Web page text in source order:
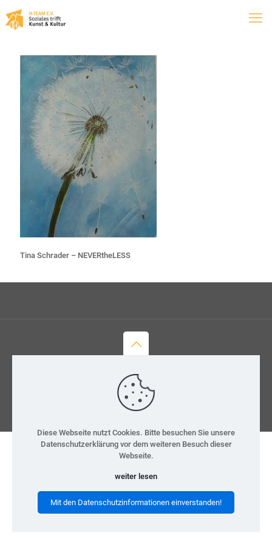
Tina Schrader – NEVERtheLESS
© 2026 H-Team e.V.
Datenschutz
Diese Webseite nutzt Cookies. Bitte besuchen Sie unsere
Datenschutzerklärung vor dem weiteren Besuch dieser
Webseite.
weiter lesen
Mit den Datenschutzinformationen einverstanden!